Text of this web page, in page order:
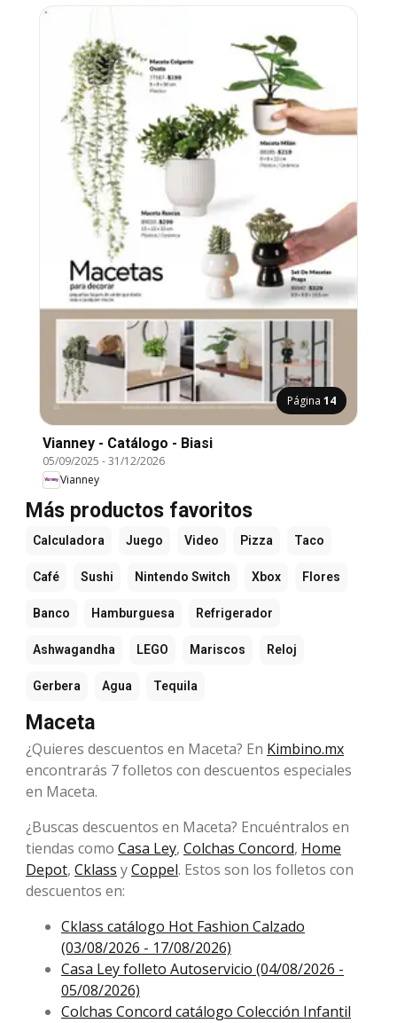
Página 14
Vianney - Catálogo - Biasi
05/09/2025 -31/12/2026
Vianney
Más productos favoritos
Calculadora Juego Video Pizza Taco
Café Sushi Nintendo Switch Xbox Flores
Banco Hamburguesa Refrigerador
Ashwagandha LEGO Mariscos Reloj
Gerbera Agua Tequila
Maceta
¿Quieres descuentos en Maceta? En Kimbino.mx
encontrarás 7 folletos con descuentos especiales
en Maceta.
¿Buscas descuentos en Maceta? Encuéntralos en
tiendas como Casa Ley, Colchas Concord, Home
Depot, Cklass yCoppel. Estos son los folletos con
descuentos en:
Cklass catálogo Hot Fashion Calzado
(03/08/2026 - 17/08/2026)
Casa Ley folleto Autoservicio (04/08/2026 -
05/08/2026)
Colchas Concord catálogo Colección Infantil